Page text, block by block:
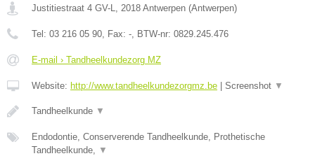
Justitiestraat 4 GV-L 2018 Antwerpen (Antwerpen)
Tel: 03 216 05 90 , Fax: - , BTW-nr: 0829.245.476
E-mail › Tandheelkundezorg MZ
Website: http://www.tandheelkundezorgmz.be Screenshot ▼
Tandheelkunde ▼
Endodontie, Conserverende Tandheelkunde, Prothetische
Tandheelkunde,
▼